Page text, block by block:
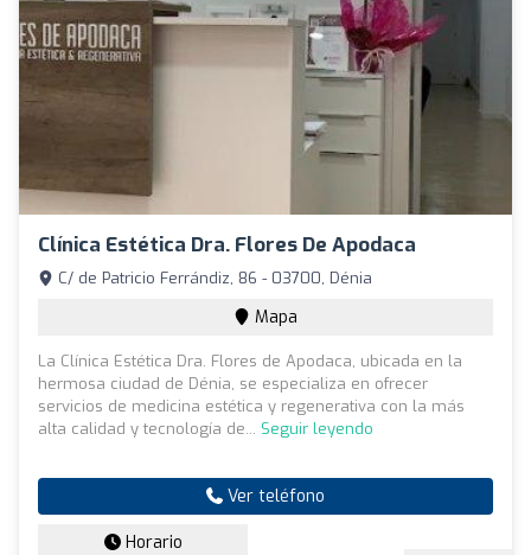
Clínica Estética Dra. Flores De Apodaca
C/ de Patricio Ferrándiz, 86 - 03700, Dénia
Mapa
La Clínica Estética Dra. Flores de Apodaca, ubicada en la
hermosa ciudad de Dénia, se especializa en ofrecer
servicios de medicina estética y regenerativa con la más
alta calidad y tecnología de... Seguir leyendo
Ver teléfono
Horario